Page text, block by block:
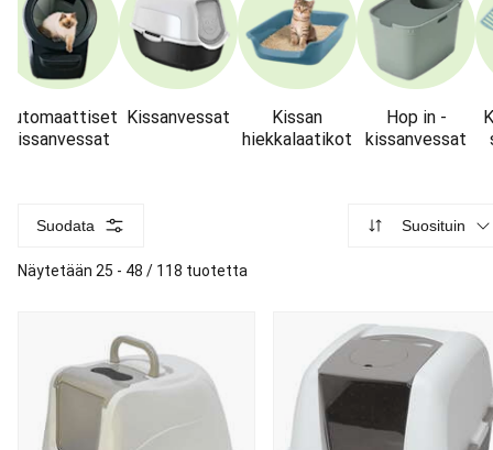
Automaattiset
kissanvessat
Kissanvessat
Kissan
hiekkalaatikot
Hop in -
kissanvessat
Suodata Suosituin
Näytetään 25 - 48 / 118 tuotetta